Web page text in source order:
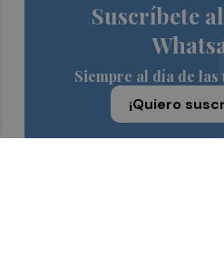
Suscríbete
Siempre al día de
¡Quiero